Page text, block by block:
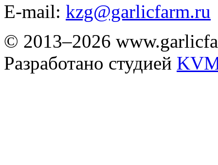
E-mail: kzg@garlicfarm.ru
© 2013–2026
Разработано студией